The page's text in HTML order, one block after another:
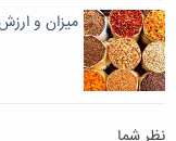
میزان و